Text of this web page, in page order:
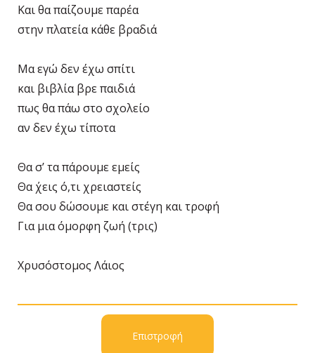
Και θα παίζουμε παρέα
στην πλατεία κάθε βραδιά
Μα εγώ δεν έχω σπίτι
και βιβλία βρε παιδιά
πως θα πάω στο σχολείο
αν δεν έχω τίποτα
Θα σ’ τα πάρουμε εμείς
Θα ΄χεις ό,τι χρειαστείς
Θα σου δώσουμε και στέγη και τροφή
Για μια όμορφη ζωή (τρις)
Χρυσόστομος Λάιος
Επιστροφή